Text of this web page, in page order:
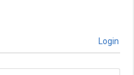
Login